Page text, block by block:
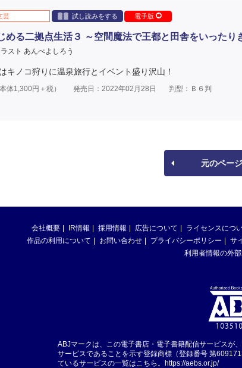
芸 試し読みをする 電子版
める二拠点生活３ ～空間魔法で王都と田舎をいったり
スト あんべよしろう
キノコ狩りに温泉旅行とイベント盛り沢山！
体1,300円＋税） 発売日：2022年02月28日 判型：Ｂ６判
元のペー
会社概要 IR情報 採用情報 広告について ライセンスにつ
作品の利用について
お問い合わせ プライバシーポリシー サ
利用者情報の外
ABJマークは、この電子書店・電子書籍配信サービスが
サービスであることを示す登録商標（登録番号 第
ているサービスの一覧はこちら。 https://aebs.or.jp/